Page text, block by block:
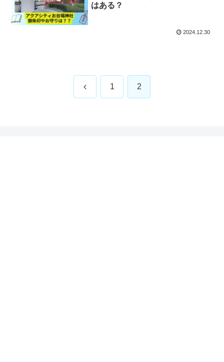
はある？
2024.12.30
前 1 2